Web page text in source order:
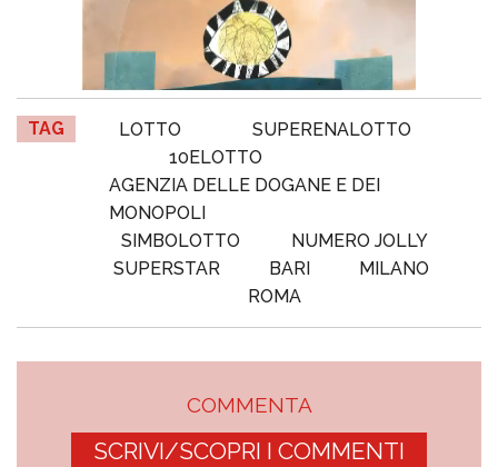
TAG LOTTO
SUPERENALOTTO
10ELOTTO
AGENZIA DELLE DOGANE E DEI
MONOPOLI
SIMBOLOTTO
NUMERO JOLLY
SUPERSTAR
BARI
MILANO
ROMA
COMMENTA
SCRIVI/SCOPRI I COMMENTI